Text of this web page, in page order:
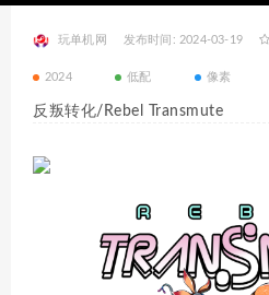
玩单机网 发布时间: 2024-03-19
2024 低配 像素
反叛转化/Rebel Transmute